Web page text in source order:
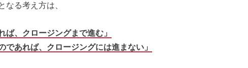
なる考え方は、
ば、クロージングまで進む」
であれば、クロージングには進まない」